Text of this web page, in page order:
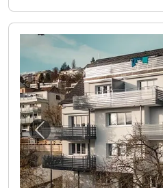
Image précédente